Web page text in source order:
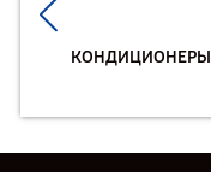
КОНДИЦИОНЕРЫ